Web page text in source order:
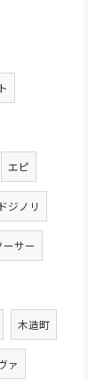
エピ
ジノリ
ーサー
木造町
ァ